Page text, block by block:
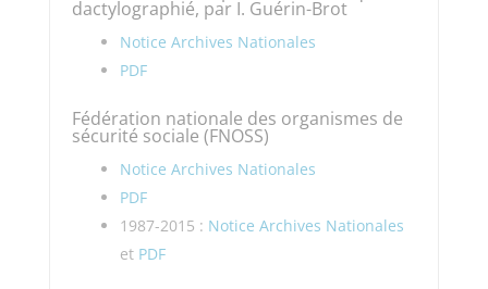
dactylographié, par I. Guérin-Brot
Notice Archives Nationales
PDF
Fédération nationale des organismes de
sécurité sociale (FNOSS)
Notice Archives Nationales
PDF
1987-2015 : Notice Archives Nationales
et PDF